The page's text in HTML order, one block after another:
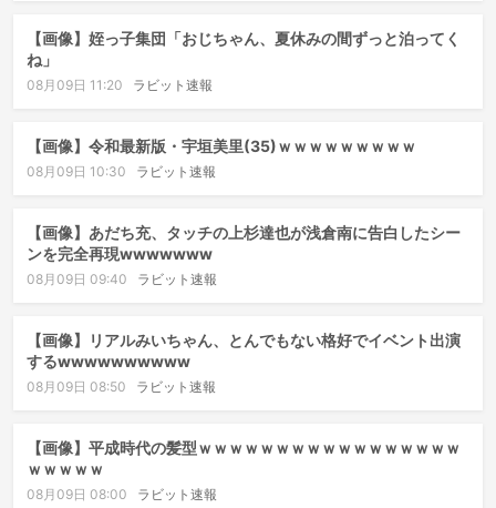
【画像】姪っ子集団「おじちゃん、夏休みの間ずっと泊ってく
ね」
08月09日 11:20 ラビット速報
【画像】令和最新版・宇垣美里(35)ｗｗｗｗｗｗｗｗｗ
08月09日 10:30 ラビット速報
【画像】あだち充、タッチの上杉達也が浅倉南に告白したシー
ンを完全再現wwwwwww
08月09日 09:40 ラビット速報
【画像】リアルみいちゃん、とんでもない格好でイベント出演
するwwwwwwwwww
08月09日 08:50 ラビット速報
【画像】平成時代の髪型ｗｗｗｗｗｗｗｗｗｗｗｗｗｗｗｗｗ
ｗｗｗｗｗ
08月09日 08:00 ラビット速報